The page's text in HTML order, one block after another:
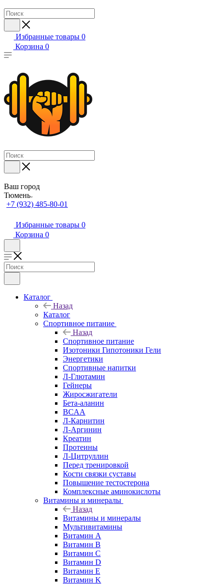
Избранные товары 0
Корзина 0
Ваш город
Тюмень
+7 (932) 485-80-01
Избранные товары 0
Корзина 0
Каталог
Назад
Каталог
Спортивное питание
Назад
Спортивное питание
Изотоники Гипотоники Гели
Энергетики
Спортивные напитки
Л-Глютамин
Гейнеры
Жиросжигатели
Бета-аланин
BCAA
Л-Карнитин
Л-Аргинин
Креатин
Протеины
Л-Цитруллин
Перед тренировкой
Кости связки суставы
Повышение тестостерона
Комплексные аминокислоты
Витамины и минералы
Назад
Витамины и минералы
Мультивитамины
Витамин A
Витамин B
Витамин C
Витамин D
Витамин E
Витамин K